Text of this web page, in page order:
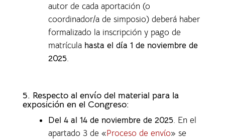
autor de cada aportación (o
coordinador/a de simposio) deberá haber
formalizado la inscripción y pago de
matrícula hasta el día 1 de noviembre de
2025.
5. Respecto al envío del material para la
exposición en el Congreso:
Del 4 al 14 de noviembre de 2025. En el
apartado 3 de «Proceso de envío» se